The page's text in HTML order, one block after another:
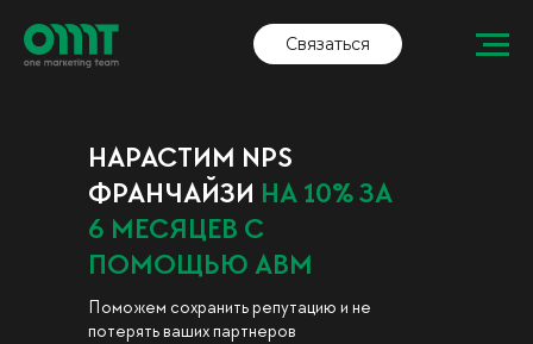
Связаться
НАРАСТИМ NPS
ФРАНЧАЙЗИ НА 10% ЗА
6 МЕСЯЦЕВ С
ПОМОЩЬЮ АВМ
Поможем сохранить репутацию и не
потерять ваших партнеров